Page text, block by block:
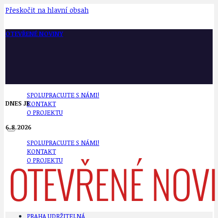
Přeskočit na hlavní obsah
OTEVŘENÉ NOVINY
SPOLUPRACUJTE S NÁMI!
KONTAKT
O PROJEKTU
SPOLUPRACUJTE S NÁMI!
KONTAKT
O PROJEKTU
DNES JE
6.8.2026
PRAHA UDRŽITELNÁ